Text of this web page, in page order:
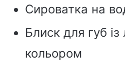
Сироватка на
Блиск для губ
кольором